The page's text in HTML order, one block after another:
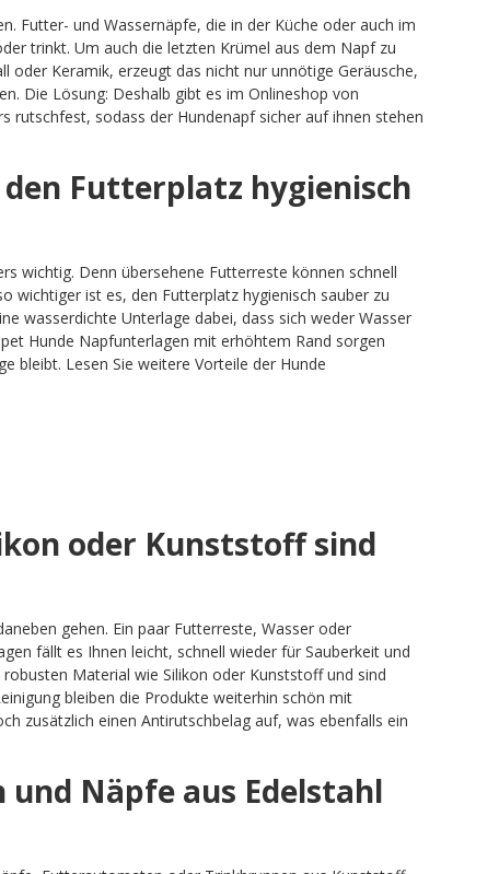
Futter- und Wassernäpfe, die in der Küche oder auch im
trinkt. Um auch die letzten Krümel aus dem Napf zu
oder Keramik, erzeugt das nicht nur unnötige Geräusche,
Die Lösung: Deshalb gibt es im Onlineshop von
rutschfest, sodass der Hundenapf sicher auf ihnen stehen
Futterplatz hygienisch
wichtig. Denn übersehene Futterreste können schnell
wichtiger ist es, den Futterplatz hygienisch sauber zu
wasserdichte Unterlage dabei, dass sich weder Wasser
Hunde Napfunterlagen mit erhöhtem Rand sorgen
bleibt. Lesen Sie weitere Vorteile der Hunde
oder Kunststoff sind
gehen. Ein paar Futterreste, Wasser oder
fällt es Ihnen leicht, schnell wieder für Sauberkeit und
Material wie Silikon oder Kunststoff und sind
bleiben die Produkte weiterhin schön mit
zusätzlich einen Antirutschbelag auf, was ebenfalls ein
Näpfe aus Edelstahl